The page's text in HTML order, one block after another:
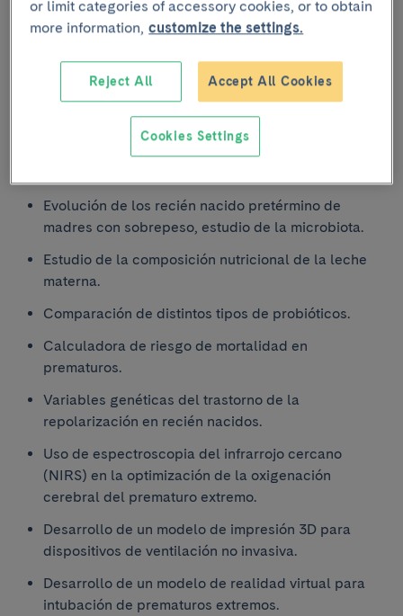
ventilación y administración de surfactante, para
optimizar la enfermedad respiratoria, y al estudio del
desarrollo del sistema nervioso central y de la
enfermedad neurológica neonatal.
En la actualidad hay en marcha más de 12 proyectos:
Utilidad de la ecografía torácica en prematuros
Evolución de los recién nacido pretérmino de
madres con sobrepeso, estudio de la microbiota.
Estudio de la composición nutricional de la leche
materna.
Comparación de distintos tipos de probióticos.
Calculadora de riesgo de mortalidad en
prematuros.
Variables genéticas del trastorno de la
repolarización en recién nacidos.
Uso de espectroscopia del infrarrojo cercano
(NIRS) en la optimización de la oxigenación
cerebral del prematuro extremo.
Desarrollo de un modelo de impresión 3D para
dispositivos de ventilación no invasiva.
Desarrollo de un modelo de realidad virtual para
intubación de prematuros extremos.
or limit categories of accessory cookies, or to obtain
more information, customize the settings.
Reject All Accept All Cookies
Cookies Settings